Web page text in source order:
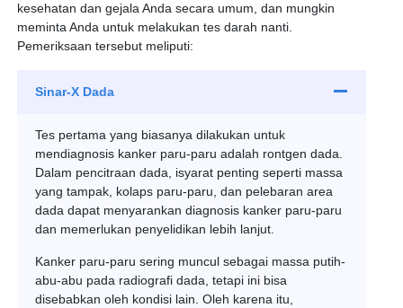
kesehatan dan gejala Anda secara umum, dan mungkin
meminta Anda untuk melakukan tes darah nanti.
Pemeriksaan tersebut meliputi:
Sinar-X Dada
Tes pertama yang biasanya dilakukan untuk
mendiagnosis kanker paru-paru adalah rontgen dada.
Dalam pencitraan dada, isyarat penting seperti massa
yang tampak, kolaps paru-paru, dan pelebaran area
dada dapat menyarankan diagnosis kanker paru-paru
dan memerlukan penyelidikan lebih lanjut.
Kanker paru-paru sering muncul sebagai massa putih-
abu-abu pada radiografi dada, tetapi ini bisa
disebabkan oleh kondisi lain. Oleh karena itu,